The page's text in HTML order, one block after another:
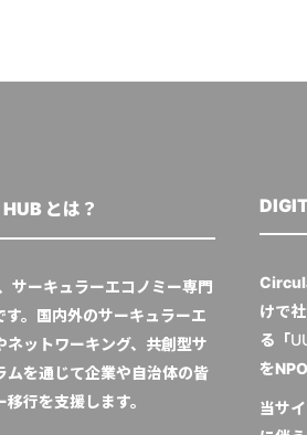
とは？
ーキュラーエコノミー専門
。国内外のサーキュラーエ
ネットワーキング、共創型サ
ムを通じて企業や自治体の皆
行を支援します。
けで
る「
を
当サ